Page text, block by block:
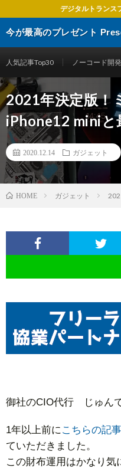
トランスフォーメーションの7つ
今が最高のプレゼント
人気記事Top30 ノーコード開
2021年決定版！
iPhone12 miniと
2020.12.14 ガジェット
HOME ガジェット
御社のCIO代行 じゅんで
1年以上前にこちらの記事
ていただきました。
この財布運用はかなり気